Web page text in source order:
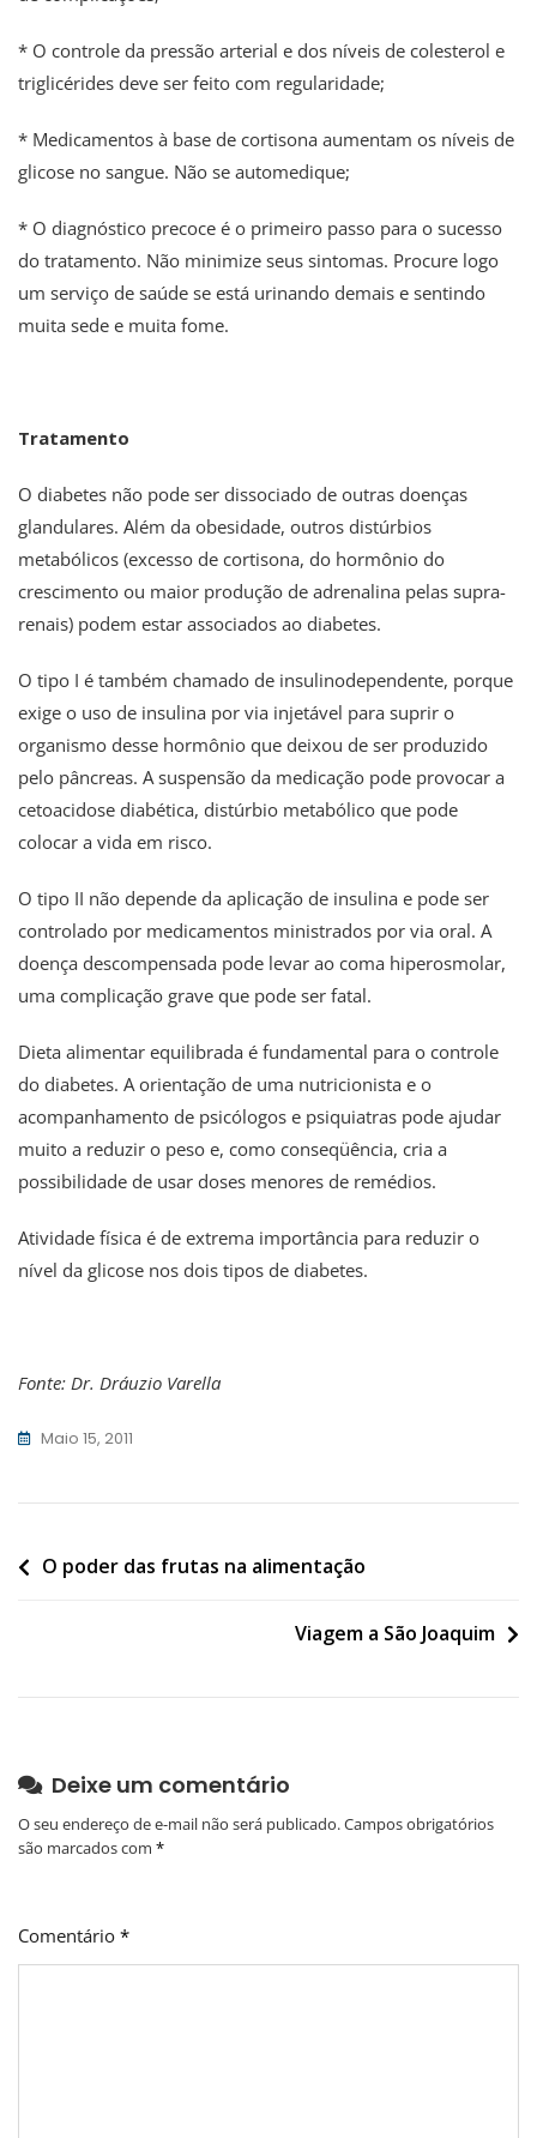
* O controle da pressão arterial e dos níveis de colesterol e
triglicérides deve ser feito com regularidade;
* Medicamentos à base de cortisona aumentam os níveis de
glicose no sangue. Não se automedique;
* O diagnóstico precoce é o primeiro passo para o sucesso
do tratamento. Não minimize seus sintomas. Procure logo
um serviço de saúde se está urinando demais e sentindo
muita sede e muita fome.
Tratamento
O diabetes não pode ser dissociado de outras doenças
glandulares. Além da obesidade, outros distúrbios
metabólicos (excesso de cortisona, do hormônio do
crescimento ou maior produção de adrenalina pelas supra-
renais) podem estar associados ao diabetes.
O tipo I é também chamado de insulinodependente, porque
exige o uso de insulina por via injetável para suprir o
organismo desse hormônio que deixou de ser produzido
pelo pâncreas. A suspensão da medicação pode provocar a
cetoacidose diabética, distúrbio metabólico que pode
colocar a vida em risco.
O tipo II não depende da aplicação de insulina e pode ser
controlado por medicamentos ministrados por via oral. A
doença descompensada pode levar ao coma hiperosmolar,
uma complicação grave que pode ser fatal.
Dieta alimentar equilibrada é fundamental para o controle
do diabetes. A orientação de uma nutricionista e o
acompanhamento de psicólogos e psiquiatras pode ajudar
muito a reduzir o peso e, como conseqüência, cria a
possibilidade de usar doses menores de remédios.
Atividade física é de extrema importância para reduzir o
nível da glicose nos dois tipos de diabetes.
Fonte: Dr. Dráuzio Varella
Maio 15, 2011
Navegação
O poder das frutas na alimentação
Viagem a São Joaquim
Deixe um comentário
O seu endereço de e-mail não será publicado.Campos obrigatórios
são marcados com *
Comentário *